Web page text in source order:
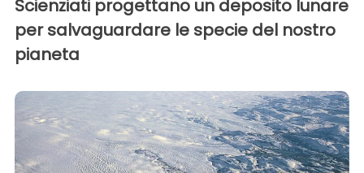
Scienziati progettano un deposito lunare
per salvaguardare le specie del nostro
pianeta